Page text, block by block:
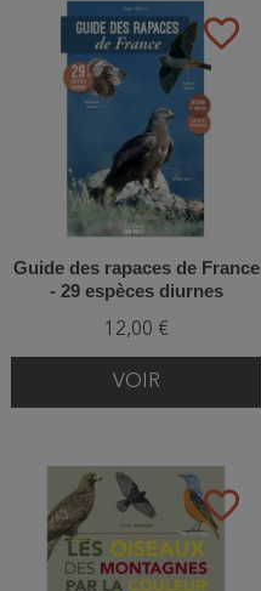
favorite_border
Guide des rapaces de France
- 29 espèces diurnes
12,00 €
VOIR
favorite_border